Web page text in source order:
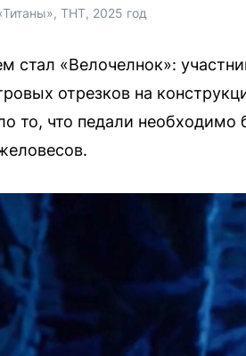
ТНТ, 2025 год
стал «Велочелнок»:
отрезков на
то, что педали необходимо